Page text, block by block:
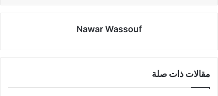
Nawar Wassouf
مقالات ذات صلة